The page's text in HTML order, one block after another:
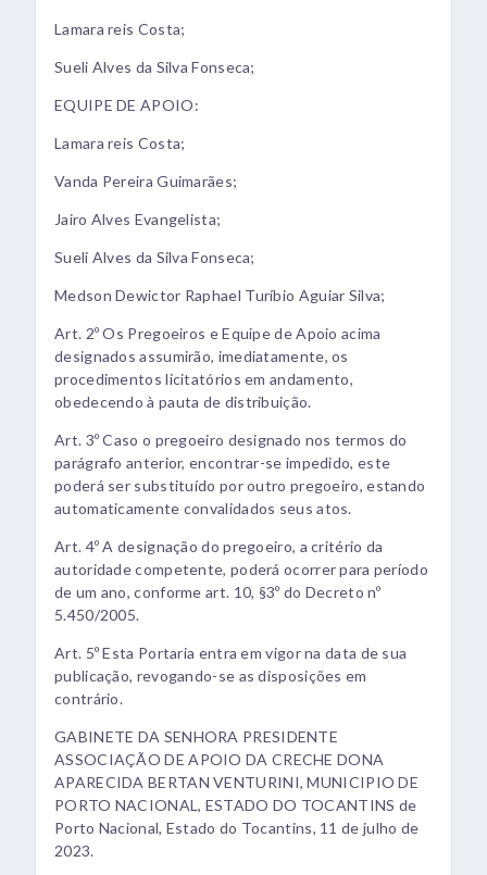
Lamara reis Costa;
Sueli Alves da Silva Fonseca;
EQUIPE DE APOIO:
Lamara reis Costa;
Vanda Pereira Guimarães;
Jairo Alves Evangelista;
Sueli Alves da Silva Fonseca;
Medson Dewictor Raphael Turíbio Aguiar Silva;
Art. 2º Os Pregoeiros e Equipe de Apoio acima
designados assumirão, imediatamente, os
procedimentos licitatórios em andamento,
obedecendo à pauta de distribuição.
Art. 3º Caso o pregoeiro designado nos termos do
parágrafo anterior, encontrar-se impedido, este
poderá ser substituído por outro pregoeiro, estando
automaticamente convalidados seus atos.
Art. 4º A designação do pregoeiro, a critério da
autoridade competente, poderá ocorrer para período
de um ano, conforme art. 10, §3º do Decreto nº
5.450/2005.
Art. 5º Esta Portaria entra em vigor na data de sua
publicação, revogando-se as disposições em
contrário.
GABINETE DA SENHORA PRESIDENTE
ASSOCIAÇÃO DE APOIO DA CRECHE DONA
APARECIDA BERTAN VENTURINI, MUNICIPIO DE
PORTO NACIONAL, ESTADO DO TOCANTINS de
Porto Nacional, Estado do Tocantins, 11 de julho de
2023.